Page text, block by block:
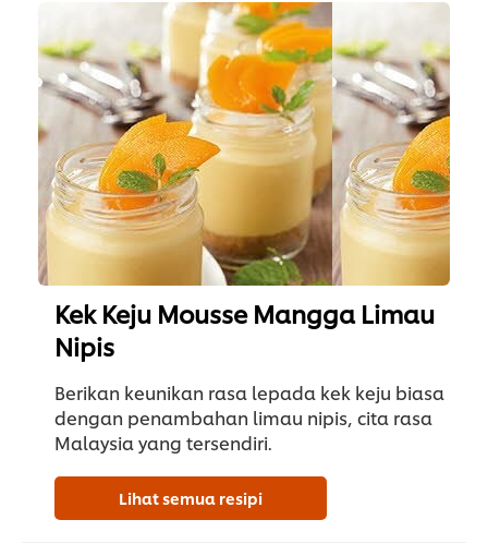
Kek Keju Mousse Mangga Limau
Nipis
Berikan keunikan rasa lepada kek keju biasa
dengan penambahan limau nipis, cita rasa
Malaysia yang tersendiri.
Lihat semua resipi